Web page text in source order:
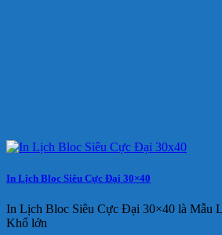
In Lịch Bloc Siêu Cực Đại 30×40
In Lịch Bloc Siêu Cực Đại 30×40 là Mẫu
Khổ lớn